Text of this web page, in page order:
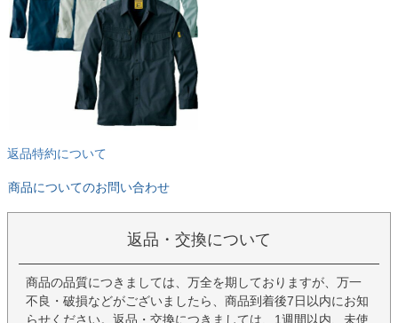
返品特約について
商品についてのお問い合わせ
返品・交換について
商品の品質につきましては、万全を期しておりますが、万一
不良・破損などがございましたら、商品到着後7日以内にお知
らせください。返品・交換につきましては、1週間以内、未使